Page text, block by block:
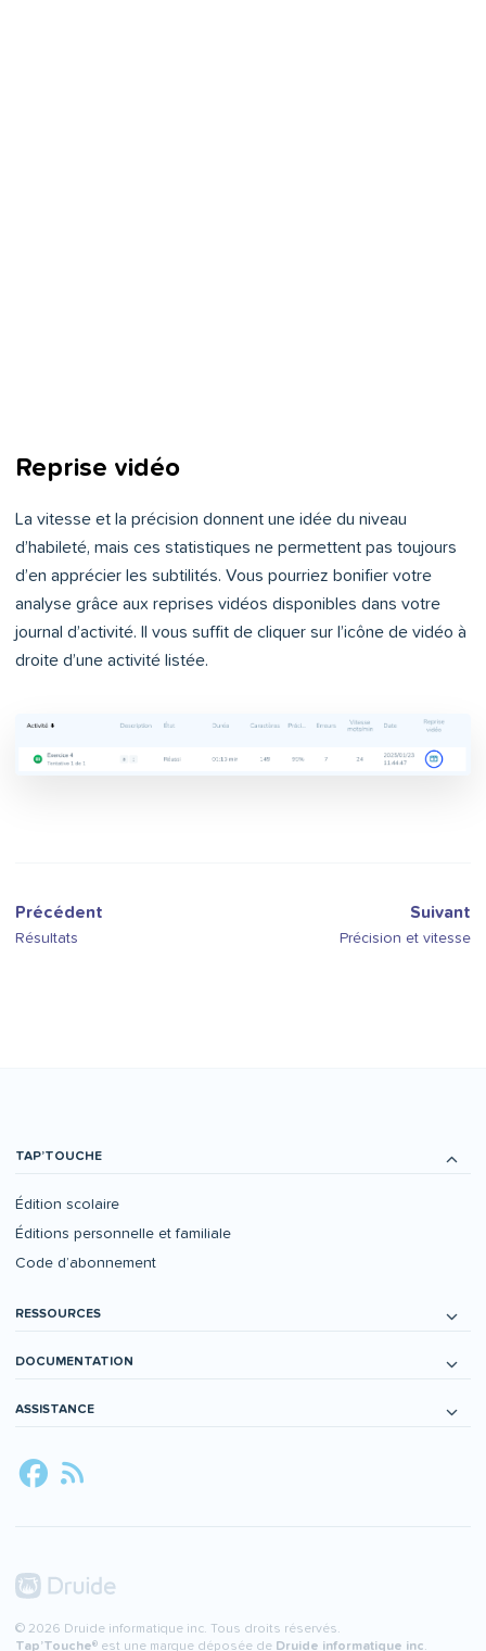
Reprise vidéo
La vitesse et la précision donnent une idée du niveau
d’habileté, mais ces statistiques ne permettent pas toujours
d’en apprécier les subtilités. Vous pourriez bonifier votre
analyse grâce aux reprises vidéos disponibles dans votre
journal d’activité. Il vous suffit de cliquer sur l’icône de vidéo à
droite d’une activité listée.
Précédent
Résultats
Suivant
Précision et vitesse
TAP’TOUCHE
Édition scolaire
Éditions personnelle et familiale
Code d’abonnement
RESSOURCES
DOCUMENTATION
ASSISTANCE
© 2026 Druide informatique inc. Tous droits réservés.
Tap’Touche® est une marque déposée de Druide informatique inc.